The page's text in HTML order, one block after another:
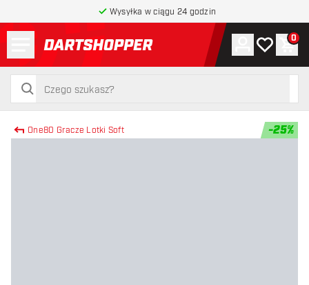
Wysyłka w ciągu 24 godzin
powrót do strony głównej
szukaj
szukaj
Konto
Moja lista
0
One80 Gracze Lotki Soft -25%